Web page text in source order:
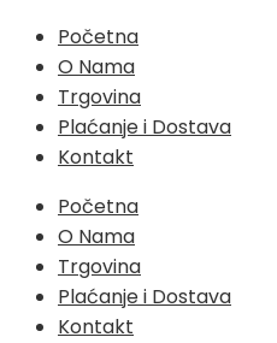
Skip
content
Početna
O Nama
Trgovina
Plaćanje i Dostava
Kontakt
Početna
O Nama
Trgovina
Plaćanje i Dostava
Kontakt